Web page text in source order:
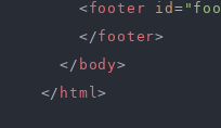
<footer id =
</footer>
</ body>
</ html>